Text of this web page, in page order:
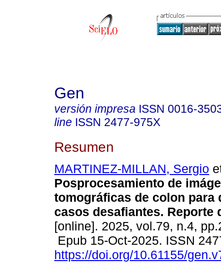
Gen
versión impresa ISSN 0016-
line ISSN 2477-975X
Resumen
MARTINEZ-MILLAN, Sergio
Posprocesamiento de
tomográficas de colon para
casos desafiantes. Reporte
[online]. 2025, vol.79, n.4,
Epub 15-Oct-2025. ISSN
https://doi.org/10.61155/